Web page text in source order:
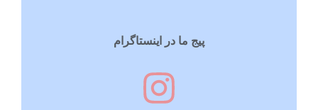
پیج ما در اینستاگرام